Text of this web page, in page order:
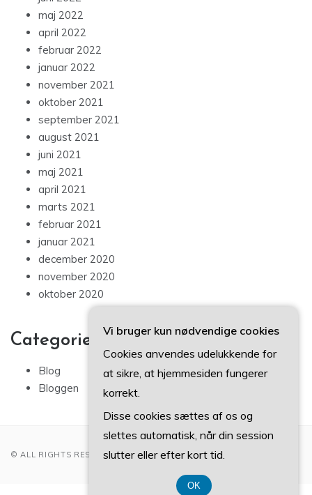
maj 2022
april 2022
februar 2022
januar 2022
november 2021
oktober 2021
september 2021
august 2021
juni 2021
maj 2021
april 2021
marts 2021
februar 2021
januar 2021
december 2020
november 2020
oktober 2020
Categories
Blog
Bloggen
© ALL RIGHTS RESERVED 2022
Vi bruger kun nødvendige cookies
Cookies anvendes udelukkende for
at sikre, at hjemmesiden fungerer
korrekt.
Disse cookies sættes af os og
slettes automatisk, når din session
slutter eller efter kort tid.
OK